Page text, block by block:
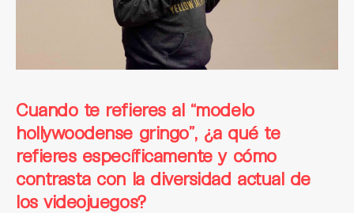
Cuando te refieres al “modelo
hollywoodense gringo”, ¿a qué te
refieres específicamente y cómo
contrasta con la diversidad actual de
los videojuegos?